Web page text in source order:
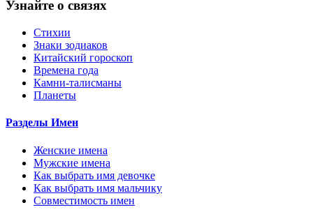
Узнайте о связях
Стихии
Знаки зодиаков
Китайский гороскоп
Времена года
Камни-талисманы
Планеты
Разделы Имен
Женские имена
Мужские имена
Как выбрать имя девочке
Как выбрать имя мальчику
Совместимость имен